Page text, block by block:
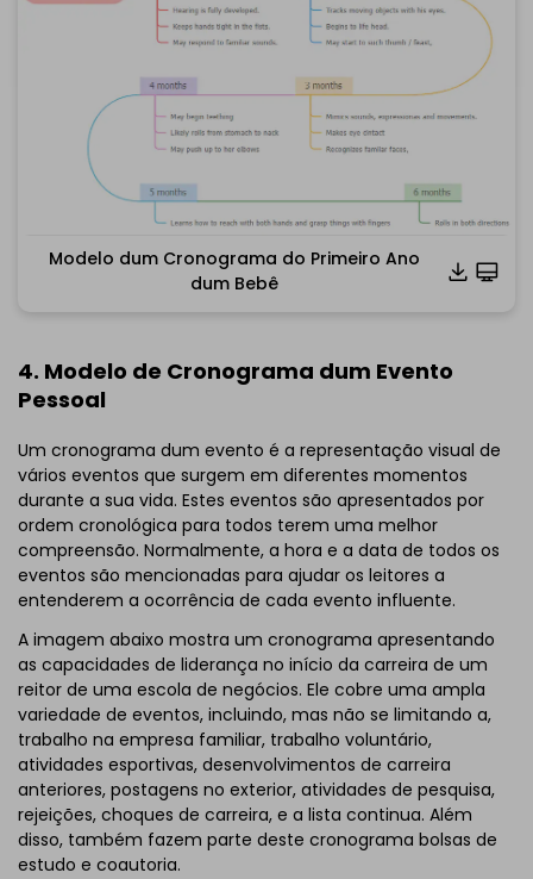
Se você ainda não tem o EdrawMind, então, baixe o
EdrawMindgratuitamente
abaixo.
Você também pode experimentar o
Modelo dum Cronograma do Primeiro Ano
dum Bebê
4. Modelo de Cronograma dum Evento
Pessoal
Um cronograma dum evento é a representação visual de
vários eventos que surgem em diferentes momentos
durante a sua vida. Estes eventos são apresentados por
ordem cronológica para todos terem uma melhor
compreensão. Normalmente, a hora e a data de todos os
eventos são mencionadas para ajudar os leitores a
entenderem a ocorrência de cada evento influente.
A imagem abaixo mostra um cronograma apresentando
as capacidades de liderança no início da carreira de um
reitor de uma escola de negócios. Ele cobre uma ampla
variedade de eventos, incluindo, mas não se limitando a,
trabalho na empresa familiar, trabalho voluntário,
atividades esportivas, desenvolvimentos de carreira
anteriores, postagens no exterior, atividades de pesquisa,
rejeições, choques de carreira, e a lista continua. Além
disso, também fazem parte deste cronograma bolsas de
estudo e coautoria.